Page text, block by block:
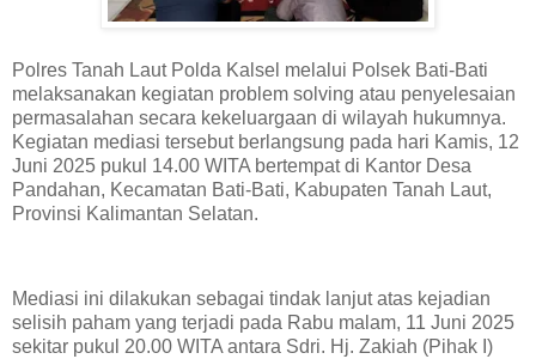
Polres Tanah Laut Polda Kalsel melalui Polsek Bati-Bati
melaksanakan kegiatan problem solving atau penyelesaian
permasalahan secara kekeluargaan di wilayah hukumnya.
Kegiatan mediasi tersebut berlangsung pada hari Kamis, 12
Juni 2025 pukul 14.00 WITA bertempat di Kantor Desa
Pandahan, Kecamatan Bati-Bati, Kabupaten Tanah Laut,
Provinsi Kalimantan Selatan.
Mediasi ini dilakukan sebagai tindak lanjut atas kejadian
selisih paham yang terjadi pada Rabu malam, 11 Juni 2025
sekitar pukul 20.00 WITA antara Sdri. Hj. Zakiah (Pihak I)